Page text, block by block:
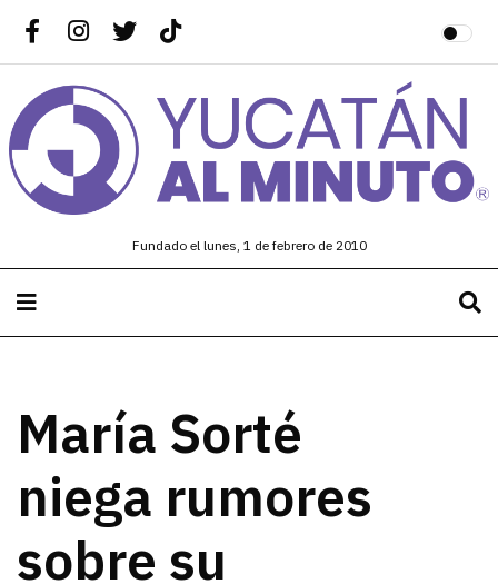
Fundado el lunes, 1 de febrero de 2010
María Sorté
niega rumores
sobre su